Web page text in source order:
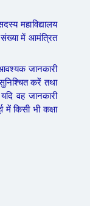
महाविद्यालय
संख्या में आमंत्रित
जानकारी
करें तथा
वह जानकारी
किसी भी कक्षा